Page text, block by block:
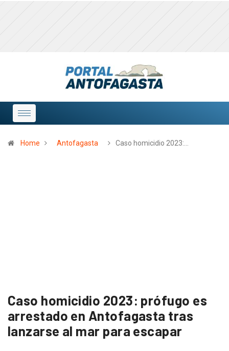
Home Antofagasta Caso homicidio 2023:…
Caso homicidio 2023: prófugo es
arrestado en Antofagasta tras
lanzarse al mar para escapar